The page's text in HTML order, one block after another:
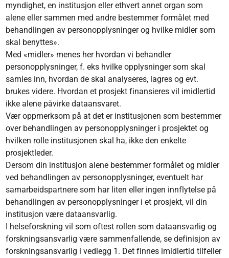
myndighet, en institusjon eller ethvert annet organ som
alene eller sammen med andre bestemmer formålet med
behandlingen av personopplysninger og hvilke midler som
skal benyttes».
Med «midler» menes her hvordan vi behandler
personopplysninger, f. eks hvilke opplysninger som skal
samles inn, hvordan de skal analyseres, lagres og evt.
brukes videre. Hvordan et prosjekt finansieres vil imidlertid
ikke alene påvirke dataansvaret.
Vær oppmerksom på at det er institusjonen som bestemmer
over behandlingen av personopplysninger i prosjektet og
hvilken rolle institusjonen skal ha, ikke den enkelte
prosjektleder.
Dersom din institusjon alene bestemmer formålet og midler
ved behandlingen av personopplysninger, eventuelt har
samarbeidspartnere som har liten eller ingen innflytelse på
behandlingen av personopplysninger i et prosjekt, vil din
institusjon være dataansvarlig.
I helseforskning vil som oftest rollen som dataansvarlig og
forskningsansvarlig være sammenfallende, se definisjon av
forskningsansvarlig i vedlegg 1. Det finnes imidlertid tilfeller